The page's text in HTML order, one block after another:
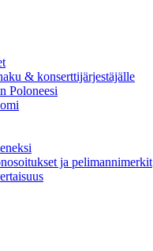
& konserttijärjestäjälle
Poloneesi
ja pelimannimerkit